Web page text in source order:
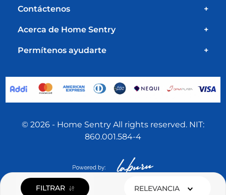
FILTRAR RELEVANCIA
Contáctenos +
Acerca de Home Sentry +
Permítenos ayudarte +
© 2026 - Home Sentry All rights reserved. NIT:
860.001.584-4